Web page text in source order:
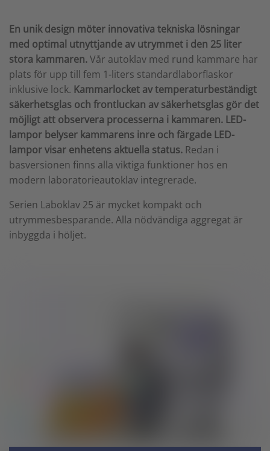
En unik design möter innovativa tekniska lösningar
med optimal utnyttjande av utrymmet i den 25 liter
stora kammaren.Vår autoklav med rund kammare har
plats för upp till fem 1-liters standardlaborflaskor
inklusive lock. Kammarlocket av temperaturbeständigt
säkerhetsglas och frontluckan av säkerhetsglas gör det
möjligt att observera processerna i kammaren. LED-
lampor belyser kammarens inre och färgade LED-
lampor visar enhetens aktuella status. Redan i
basversionen finns alla viktiga funktioner hos en
modern laboratorieautoklav integrerade.
Serien Laboklav 25 är mycket kompakt och
utrymmesbesparande. Alla nödvändiga aggregat är
inbyggda i höljet.